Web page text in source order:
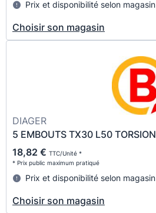
Prix et disponibilité selon magasin
Choisir son magasin
DIAGER
5 EMBOUTS TX30 L50 TORSION
18,82 € TTC/Unité *
* Prix public maximum pratiqué
Prix et disponibilité selon magasin
Choisir son magasin